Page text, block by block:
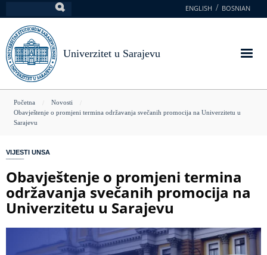
na
glavni
sadržaj
ENGLISH BOSNIAN
Univerzitet u Sarajevu
You
are
Početna
Novosti
Obavještenje o promjeni termina održavanja svečanih promocija na Univerzitetu u
Sarajevu
VIJESTI UNSA
Obavještenje o promjeni termina
održavanja svečanih promocija na
Univerzitetu u Sarajevu